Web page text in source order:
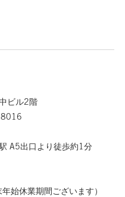
ビル2階
A5出口より徒歩約1分
始休業期間ございます）